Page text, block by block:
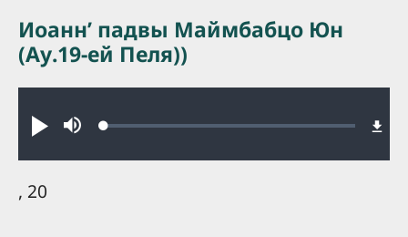
Play MuteLoaded:
Иоаннʼ падвы Маймбабцо Юн
(Ау.19-ей Пеля))
, 20